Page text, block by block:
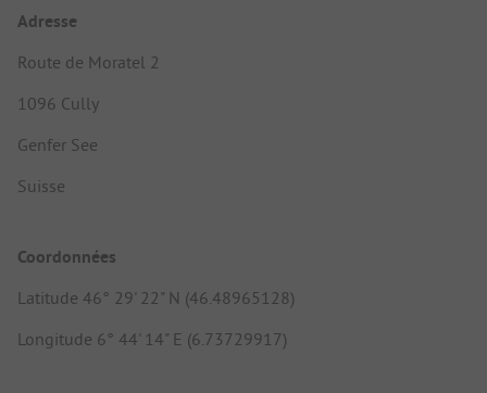
Adresse
Route de Moratel 2
1096 Cully
Genfer See
Suisse
Coordonnées
Latitude 46° 29' 22" N (46.48965128)
Longitude 6° 44' 14" E (6.73729917)